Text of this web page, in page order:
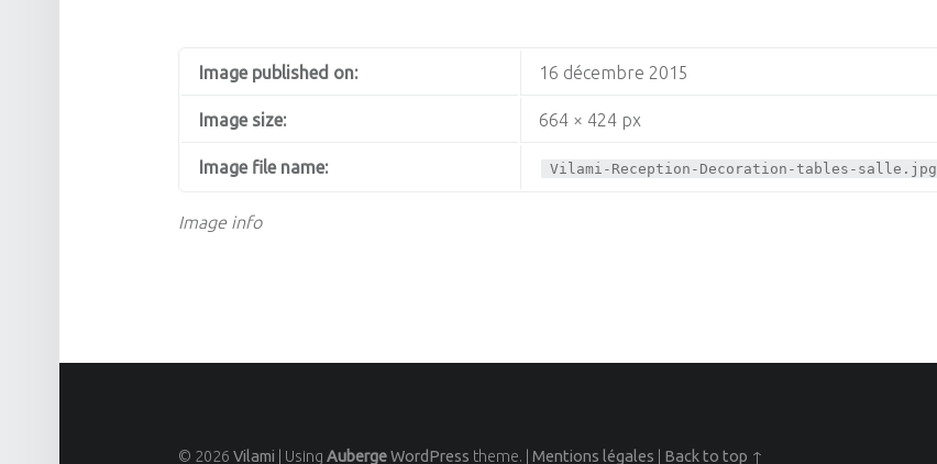
Image info
Image published on: 16 décembre 2015
Image size: 664 × 424 px
Image file name: Vilami-Reception-Decoration-tables-salle.jpg
© 2026 Vilami Using AubergeWordPress theme. Mentions légales Back to top ↑